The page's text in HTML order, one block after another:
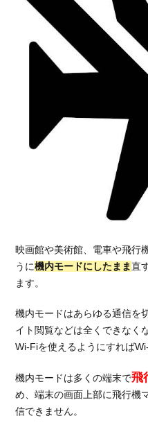
映画館や美術館、電車や飛行
うに機内モードにしたまま直
ます。
機内モードはあらゆる通信を
イト閲覧などは全くできなく
Wi-Fiを使えるようにすれば
機内モードは多くの端末で飛
め、端末の画面上部に飛行機
信できません。